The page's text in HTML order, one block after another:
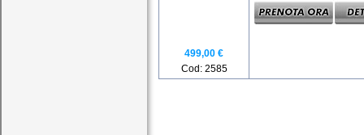
499,00 €
Cod: 2585